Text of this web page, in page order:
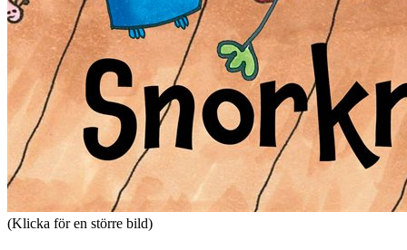
(Klicka för en större bild)